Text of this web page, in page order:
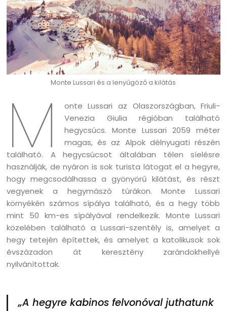
Monte Lussari és a lenyűgöző a kilátás
M
onte Lussari az Olaszországban, Friuli-
Venezia Giulia régióban található
hegycsúcs. Monte Lussari 2059 méter
magas, és az Alpok délnyugati részén
található. A hegycsúcsot általában télen síelésre
használják, de nyáron is sok turista látogat el a hegyre,
hogy megcsodálhassa a gyönyörű kilátást, és részt
vegyenek a hegymászó túrákon. Monte Lussari
környékén számos sípálya található, és a hegy több
mint 50 km-es sípályával rendelkezik. Monte Lussari
közelében található a Lussari-szentély is, amelyet a
hegy tetején építettek, és amelyet a katolikusok sok
évszázadon át keresztény zarándokhellyé
nyilvánítottak.
„A hegyre kabinos felvonóval juthatunk